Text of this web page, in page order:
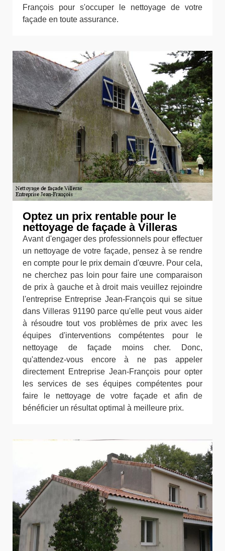
François pour s'occuper le nettoyage de votre
façade en toute assurance.
Optez un prix rentable pour le
nettoyage de façade à Villeras
Avant d'engager des professionnels pour effectuer
un nettoyage de votre façade, pensez à se rendre
en compte pour le prix demain d'œuvre. Pour cela,
ne cherchez pas loin pour faire une comparaison
de prix à gauche et à droit mais veuillez rejoindre
l'entreprise Entreprise Jean-François qui se situe
dans Villeras 91190 parce qu'elle peut vous aider
à résoudre tout vos problèmes de prix avec les
équipes d'interventions compétentes pour le
nettoyage de façade moins cher. Donc,
qu'attendez-vous encore à ne pas appeler
directement Entreprise Jean-François pour opter
les services de ses équipes compétentes pour
faire le nettoyage de votre façade et afin de
bénéficier un résultat optimal à meilleure prix.